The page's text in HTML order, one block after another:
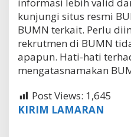
informasi lebih valid
kunjungi situs resmi
BUMN terkait. Perlu
rekrutmen di BUMN
apapun. Hati-hati
mengatasnamakan
Post Views: 1,645
KIRIM LAMARAN